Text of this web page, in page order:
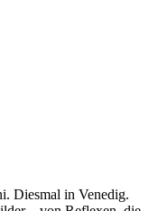
Diesmal in Venedig.